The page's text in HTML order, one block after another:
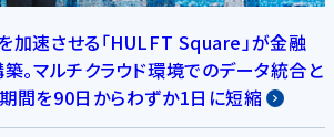
加速させる「HULFT Square」が金融
。マルチクラウド環境でのデータ統合と
間を90日からわずか1日に短縮